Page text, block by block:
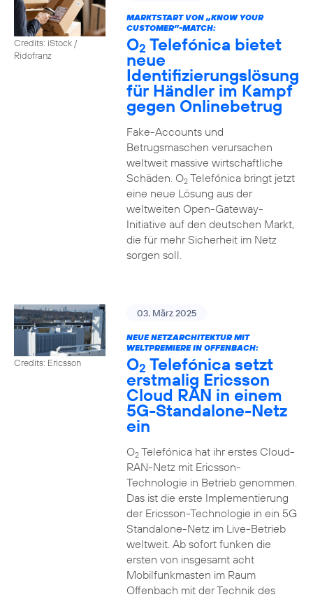
Credits: iStock /
Ridofranz
MARKTSTART VON „KNOW YOUR
CUSTOMER”-MATCH:
O2 Telefónica bietet
neue
Identifizierungslösung
für Händler im Kampf
gegen Onlinebetrug
Fake-Accounts und
Betrugsmaschen verursachen
weltweit massive wirtschaftliche
Schäden. O2Telefónica bringt jetzt
eine neue Lösung aus der
weltweiten Open-Gateway-
Initiative auf den deutschen Markt,
die für mehr Sicherheit im Netz
sorgen soll.
Credits: Ericsson
03. März 2025
NEUE NETZARCHITEKTUR MIT
WELTPREMIERE IN OFFENBACH:
O2 Telefónica setzt
erstmalig Ericsson
Cloud RAN in einem
5G-Standalone-Netz
ein
O2Telefónica hat ihr erstes Cloud-
RAN-Netz mit Ericsson-
Technologie in Betrieb genommen.
Das ist die erste Implementierung
der Ericsson-Technologie in ein 5G
Standalone-Netz im Live-Betrieb
weltweit. Ab sofort funken die
ersten von insgesamt acht
Mobilfunkmasten im Raum
Offenbach mit der Technik des